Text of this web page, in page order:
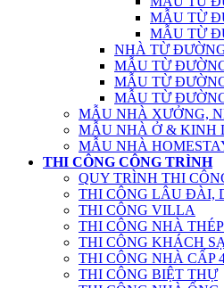
MẪU TỪ
MẪU TỪ
NHÀ TỪ
MẪU TỪ
MẪU TỪ
MẪU TỪ
MẪU NHÀ XƯỞNG,
MẪU NHÀ Ở & KINH
MẪU NHÀ
THI CÔNG CÔNG TRÌNH
QUY TRÌNH THI
THI CÔNG LÂU ĐÀI,
THI CÔNG VILLA
THI CÔNG NHÀ THÉP
THI CÔNG KHÁCH
THI CÔNG NHÀ CẤP
THI CÔNG BIỆT THỰ